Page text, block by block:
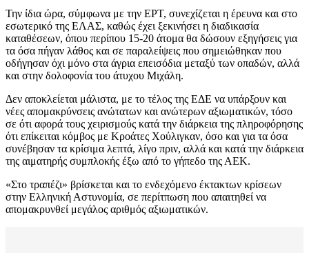
Την ίδια ώρα, σύμφωνα με την ΕΡΤ, συνεχίζεται η έρευνα και στο
εσωτερικό της ΕΛΑΣ, καθώς έχει ξεκινήσει η διαδικασία
καταθέσεων, όπου περίπου 15-20 άτομα θα δώσουν εξηγήσεις για
τα όσα πήγαν λάθος και σε παραλείψεις που σημειώθηκαν που
οδήγησαν όχι μόνο στα άγρια επεισόδια μεταξύ των οπαδών, αλλά
και στην δολοφονία του άτυχου Μιχάλη.
Δεν αποκλείεται μάλιστα, με το τέλος της ΕΔΕ να υπάρξουν και
νέες απομακρύνσεις ανώτατων και ανώτερων αξιωματικών, τόσο
σε ότι αφορά τους χειρισμούς κατά την διάρκεια της πληροφόρησης
ότι επίκειται κόμβος με Κροάτες Χούλιγκαν, όσο και για τα όσα
συνέβησαν τα κρίσιμα λεπτά, λίγο πριν, αλλά και κατά την διάρκεια
της αιματηρής συμπλοκής έξω από το γήπεδο της ΑΕΚ.
«Στο τραπέζι» βρίσκεται και το ενδεχόμενο έκτακτων κρίσεων
στην Ελληνική Αστυνομία, σε περίτπωση που απαιτηθεί να
απομακρυνθεί μεγάλος αριθμός αξιωματικών.